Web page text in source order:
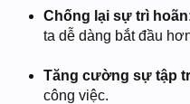
Chống lại sự trì
ta dễ dàng bắt đầu
Tăng cường sự tập
công việc.